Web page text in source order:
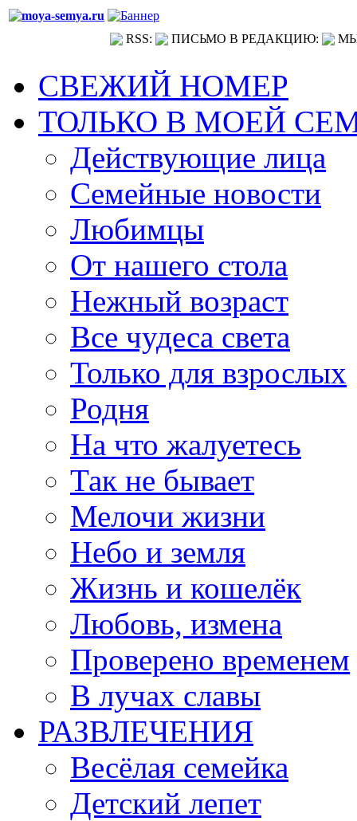
RSS: ПИСЬМО В РЕДАКЦИЮ:
СВЕЖИЙ НОМЕР
ТОЛЬКО В МОЕЙ
Действующие лица
Семейные новости
Любимцы
От нашего стола
Нежный возраст
Все чудеса света
Только для взрослых
Родня
На что жалуетесь
Так не бывает
Мелочи жизни
Небо и земля
Жизнь и кошелёк
Любовь, измена
Проверено временем
В лучах славы
РАЗВЛЕЧЕНИЯ
Весёлая семейка
Детский лепет